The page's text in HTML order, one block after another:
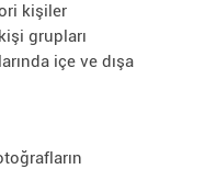
kişiler
grupları
içe ve dışa